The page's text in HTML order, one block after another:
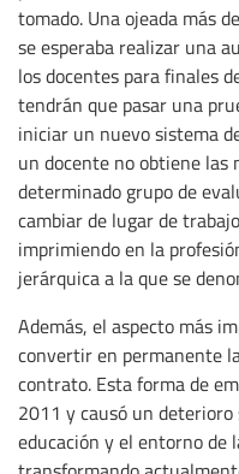
tomado. Una ojeada más
se esperaba realizar una
los docentes para finales
tendrán que pasar una
iniciar un nuevo sistema
un docente no obtiene las
determinado grupo de
cambiar de lugar de
imprimiendo en la
jerárquica a la que se
Además, el aspecto más
convertir en permanente
contrato. Esta forma de
2011 y causó un
educación y el entorno de